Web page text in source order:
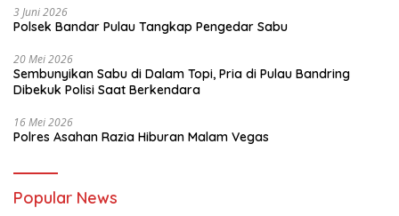
3 Juni 2026
Polsek Bandar Pulau Tangkap Pengedar Sabu
20 Mei 2026
Sembunyikan Sabu di Dalam Topi, Pria di Pulau Bandring
Dibekuk Polisi Saat Berkendara
16 Mei 2026
Polres Asahan Razia Hiburan Malam Vegas
Popular News